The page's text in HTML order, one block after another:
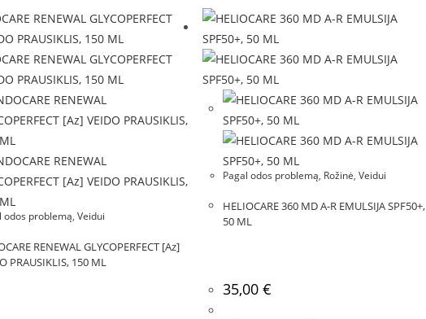
odos problemą,Veidui
RENEWAL GLYCOPERFECT [Az]
PRAUSIKLIS, 150 ML
Pagal odos problemą, Rožinė,Veidui
HELIOCARE 360 MD A-R EMULSIJA SPF50+,
50 ML
35,00€